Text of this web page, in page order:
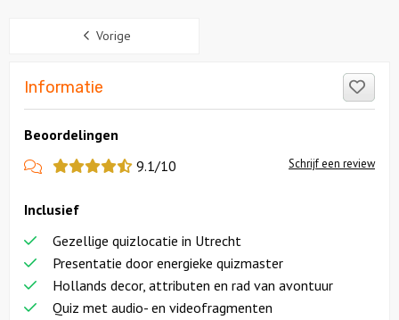
Vorige
Informatie
Beoordelingen
View
reviews
9.1/10 Schrijf een review
Inclusief
Gezellige quizlocatie in Utrecht
Presentatie door energieke quizmaster
Hollands decor, attributen en rad van avontuur
Quiz met audio- en videofragmenten